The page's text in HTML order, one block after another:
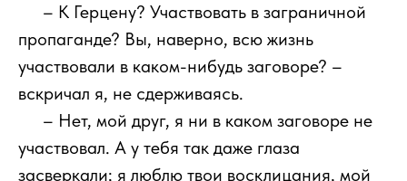
– К Герцену? Участвовать в заграничной
пропаганде? Вы, наверно, всю жизнь
участвовали в каком-нибудь заговоре? –
вскричал я, не сдерживаясь.
– Нет, мой друг, я ни в каком заговоре не
участвовал. А у тебя так даже глаза
засверкали; я люблю твои восклицания, мой